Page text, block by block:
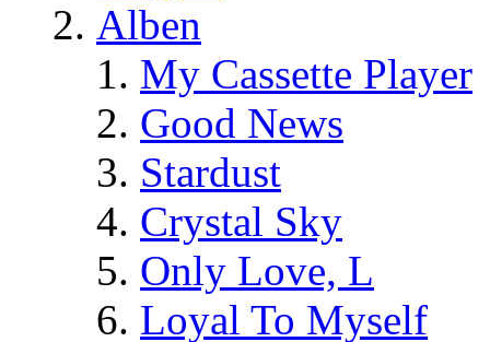
Alben
My Cassette Player
Good News
Stardust
Crystal Sky
Only Love, L
Loyal To Myself